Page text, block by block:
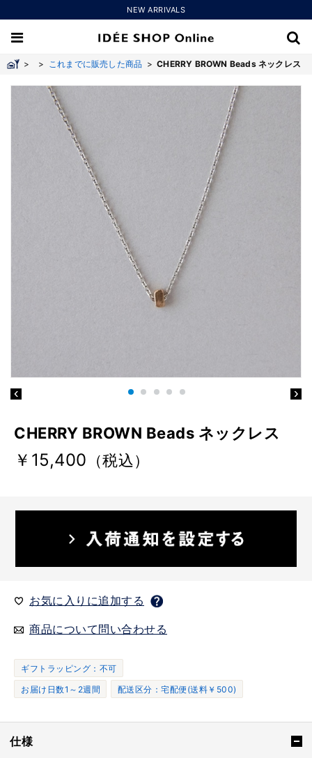
NEW ARRIVALS
> > これまでに販売した商品 >CHERRY BROWN Beads ネックレス
CHERRY BROWN Beads ネックレス
￥15,400 （税込）
お気に入りに追加する
商品について問い合わせる
ギフトラッピング：不可
お届け日数1～2週間
配送区分：宅配便(送料￥500)
仕様